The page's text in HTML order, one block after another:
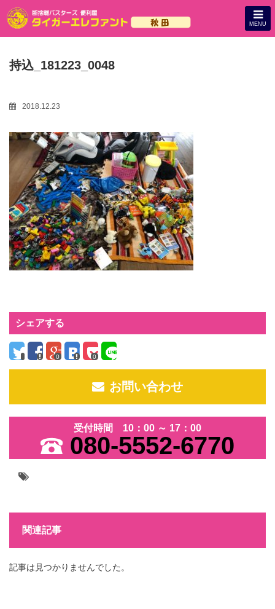
MENU
持込_181223_0048
2018.12.23
シェアする
0 0
お問い合わせ
受付時間 10：00 ～ 17：00
080-5552-6770
関連記事
記事は見つかりませんでした。